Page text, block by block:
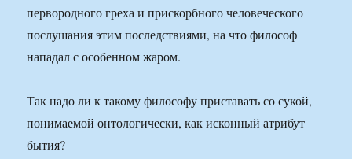
первородного греха и прискорбного человеческого
послушания этим последствиями, на что философ
нападал с особенном жаром.
Так надо ли к такому философу приставать со сукой,
понимаемой онтологически, как исконный атрибут
бытия?